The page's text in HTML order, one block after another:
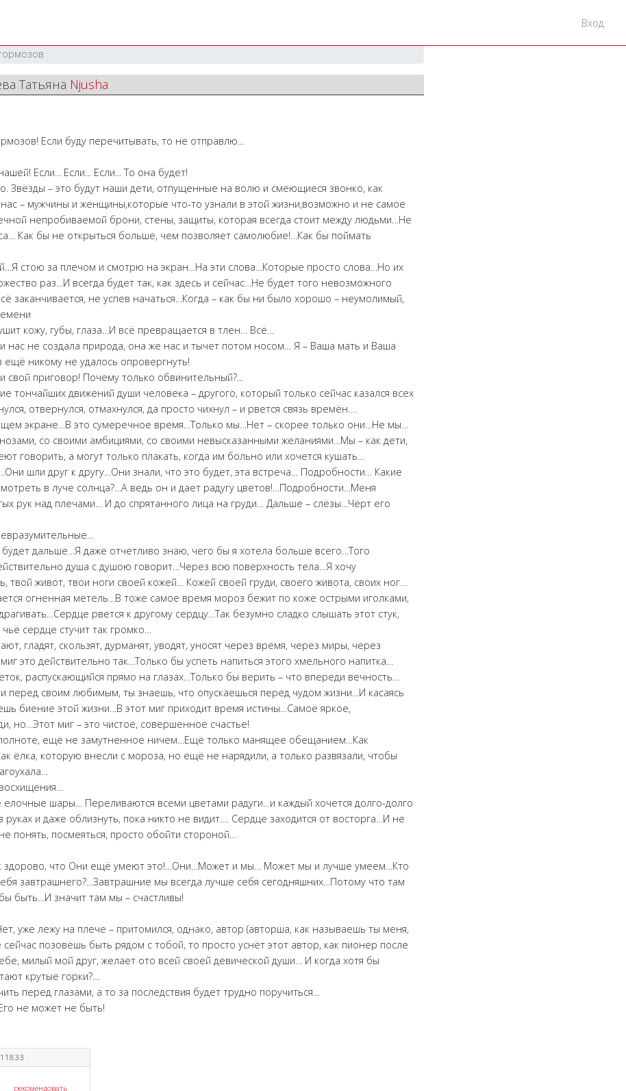
Вход
Татьяна Njusha
Если буду перечитывать, то не отправлю...
Если... Если... Если... То она будет!
Звёзды – это будут наши дети, отпущенные на волю и смеющиеся звонко, как
– мужчины и женщины,которые что-то узнали в этой жизни,возможно и не самое
непробиваемой брони, стены, защиты, которая всегда стоит между людьми…Не
Как бы не открыться больше, чем позволяет самолюбие!…Как бы поймать
стою за плечом и смотрю на экран…На эти слова…Которые просто слова…Но их
раз…И всегда будет так, как здесь и сейчас…Не будет того невозможного
заканчивается, не успев начаться…Когда – как бы ни было хорошо – неумолимый,
кожу, губы, глаза…И всё превращается в тлен… Всё…
не создала природа, она же нас и тычет потом носом… Я – Ваша мать и Ваша
ещё никому не удалось опровергнуть!
свой приговор! Почему только обвинительный?...
тончайших движений души человека – другого, который только сейчас казался всех
отвернулся, отмахнулся, да просто чихнул – и рвется связь времён….
экране…В это сумеречное время…Только мы…Нет – скорее только они…Не мы…
со своими амбициями, со своими невысказанными желаниями…Мы – как дети,
говорить, а могут только плакать, когда им больно или хочется кушать…
шли друг к другу…Они знали, что это будет, эта встреча… Подробности… Какие
в луче солнца?…А ведь он и дает радугу цветов!…Подробности…Меня
рук над плечами… И до спрятанного лица на груди… Дальше – слёзы…Чёрт его
дальше…Я даже отчетливо знаю, чего бы я хотела больше всего…Того
душа с душою говорит…Через всю поверхность тела…Я хочу
твой живот, твои ноги своей кожей… Кожей своей груди, своего живота, своих ног…
огненная метель…В тоже самое время мороз бежит по коже острыми иголками,
рвется к другому сердцу…Так безумно сладко слышать этот стук,
сердце стучит так громко…
гладят, скользят, дурманят, уводят, уносят через время, через миры, через
это действительно так…Только бы успеть напиться этого хмельного напитка…
распускающийся прямо на глазах…Только бы верить – что впереди вечность…
перед своим любимым, ты знаешь, что опускаешься перед чудом жизни…И касаясь
биение этой жизни…В этот миг приходит время истины…Самоё яркое,
но…Этот миг – это чистое, совершенное счастье!
полноте, ещё не замутненное ничем…Ещё только манящее обещанием…Как
ёлка, которую внесли с мороза, но ещё не нарядили, а только развязали, чтобы
шары… Переливаются всеми цветами радуги…и каждый хочется долго-долго
руках и даже облизнуть, пока никто не видит.… Сердце заходится от восторга…И не
понять, посмеяться, просто обойти стороной…
здорово, что Они ещё умеют это!…Они…Может и мы… Может мы и лучше умеем…Кто
завтрашнего?…Завтрашние мы всегда лучше себя сегодняшних…Потому что там
быть…И значит там мы – счастливы!
уже лежу на плече – притомился, однако, автор (авторша, как называешь ты меня,
позовёшь быть рядом с тобой, то просто уснёт этот автор, как пионер после
милый мой друг, желает ото всей своей девической души… И когда хотя бы
крутые горки?…
перед глазами, а то за последствия будет трудно поручиться...
не может не быть!
рекомендовать